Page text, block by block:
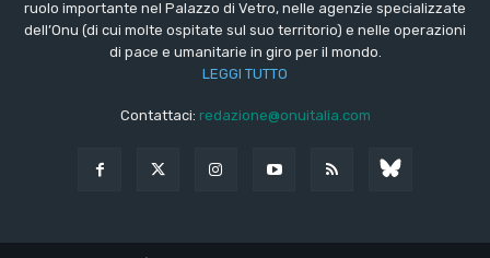
ruolo importante nel Palazzo di Vetro, nelle agenzie specializzate
dell’Onu (di cui molte ospitate sul suo territorio) e nelle operazioni
di pace e umanitarie in giro per il mondo.
LEGGI TUTTO
Contattaci: redazione@onuitalia.com